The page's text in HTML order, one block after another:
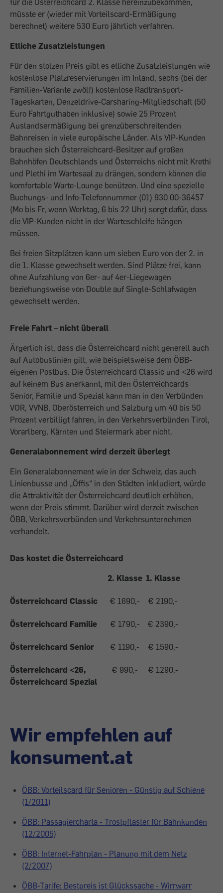
für die Österreichcard 2. Klasse hereinzubekommen,
müsste er (wieder mit Vorteilscard-Ermäßigung
berechnet) weitere 530 Euro jährlich verfahren.
Etliche Zusatzleistungen
Für den stolzen Preis gibt es etliche Zusatzleistungen wie
kostenlose Platzreservierungen im Inland, sechs (bei der
Familien-Variante zwölf) kostenlose Radtransport-
Tageskarten, Denzeldrive-Carsharing-Mitgliedschaft (50
Euro Fahrtguthaben inklusive) sowie 25 Prozent
Auslandsermäßigung bei grenzüberschreitenden
Bahnreisen in viele europäische Länder. Als VIP-Kunden
brauchen sich Österreichcard-Besitzer auf großen
Bahnhöfen Deutschlands und Österreichs nicht mit Krethi
und Plethi im Wartesaal zu drängen, sondern können die
komfortable Warte-Lounge benützen. Und eine spezielle
Buchungs- und Info-Telefonnummer (01) 930 00-36457
(Mo bis Fr, wenn Werktag, 6 bis 22 Uhr) sorgt dafür, dass
die VIP-Kunden nicht in der Warteschleife hängen
müssen.
Bei freien Sitzplätzen kann um sieben Euro von der 2. in
die 1. Klasse gewechselt werden. Sind Plätze frei, kann
ohne Aufzahlung von 6er- auf 4er-Liegewagen
beziehungsweise von Double auf Single-Schlafwagen
gewechselt werden.
Freie Fahrt – nicht überall
Ärgerlich ist, dass die Österreichcard nicht generell auch
auf Autobuslinien gilt, wie beispielsweise dem ÖBB-
eigenen Postbus. Die Österreichcard Classic und <26 wird
auf keinem Bus anerkannt, mit den Österreichcards
Senior, Familie und Spezial kann man in den Verbünden
VOR, VVNB, Oberösterreich und Salzburg um 40 bis 50
Prozent verbilligt fahren, in den Verkehrsverbünden Tirol,
Vorarlberg, Kärnten und Steiermark aber nicht.
Generalabonnement wird derzeit überlegt
Ein Generalabonnement wie in der Schweiz, das auch
Linienbusse und „Öffis“ in den Städten inkludiert, würde
die Attraktivität der Österreichcard deutlich erhöhen,
wenn der Preis stimmt. Darüber wird derzeit zwischen
ÖBB, Verkehrsverbünden und Verkehrsunternehmen
verhandelt.
Das kostet die Österreichcard
2. Klasse 1. Klasse
Österreichcard Classic € 1690,- € 2190,-
Österreichcard Familie € 1790,- € 2390,-
Österreichcard Senior € 1190,- € 1590,-
Österreichcard <26,
Österreichcard Spezial
€ 990,- € 1290,-
Wir empfehlen auf
konsument.at
ÖBB: Vorteilscard für Senioren - Günstig auf Schiene
(1/2011)
ÖBB: Passagiercharta - Trostpflaster für Bahnkunden
(12/2005)
ÖBB: Internet-Fahrplan - Planung mit dem Netz
(2/2007)
ÖBB-Tarife: Bestpreis ist Glückssache - Wirrwarr